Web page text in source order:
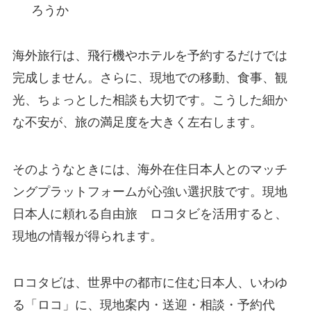
ろうか
海外旅行は、飛行機やホテルを予約するだけでは
完成しません。さらに、現地での移動、食事、観
光、ちょっとした相談も大切です。こうした細か
な不安が、旅の満足度を大きく左右します。
そのようなときには、海外在住日本人とのマッチ
ングプラットフォームが心強い選択肢です。現地
日本人に頼れる自由旅 ロコタビを活用すると、
現地の情報が得られます。
ロコタビは、世界中の都市に住む日本人、いわゆ
る「ロコ」に、現地案内・送迎・相談・予約代